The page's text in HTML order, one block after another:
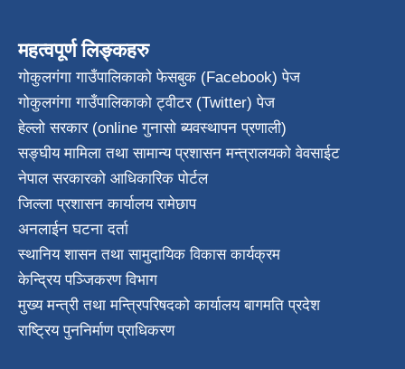
महत्वपूर्ण लिङ्कहरु
गोकुलगंगा गाउँपालिकाको फेसबुक (Facebook) पेज
गोकुलगंगा गाउँपालिकाको ट्वीटर (Twitter) पेज
हेल्लो सरकार (online गुनासो ब्यवस्थापन प्रणाली)
सङ्घीय मामिला तथा सामान्य प्रशासन मन्त्रालयको वेवसाईट
नेपाल सरकारको आधिकारिक पोर्टल
जिल्ला प्रशासन कार्यालय रामेछाप
अनलाईन घटना दर्ता
स्थानिय शासन तथा सामुदायिक विकास कार्यक्रम
केन्द्रिय पञ्जिकरण विभाग
मुख्य मन्त्री तथा मन्त्रिपरिषदको कार्यालय बागमति प्रदेश
राष्ट्रिय पुननिर्माण प्राधिकरण